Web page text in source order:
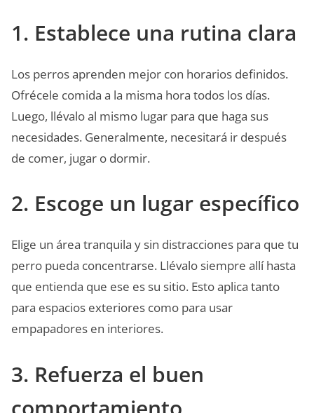
1. Establece una rutina clara
Los perros aprenden mejor con horarios definidos.
Ofrécele comida a la misma hora todos los días.
Luego, llévalo al mismo lugar para que haga sus
necesidades. Generalmente, necesitará ir después
de comer, jugar o dormir.
2. Escoge un lugar específico
Elige un área tranquila y sin distracciones para que tu
perro pueda concentrarse. Llévalo siempre allí hasta
que entienda que ese es su sitio. Esto aplica tanto
para espacios exteriores como para usar
empapadores en interiores.
3. Refuerza el buen